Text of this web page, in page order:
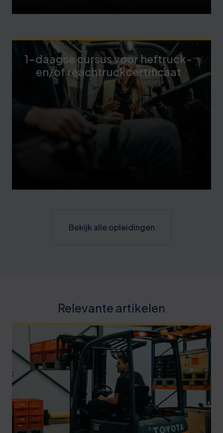
1-daagse cursus voor heftruck-
en/of reachtruckcertificaat
Bekijk alle opleidingen
Relevante artikelen